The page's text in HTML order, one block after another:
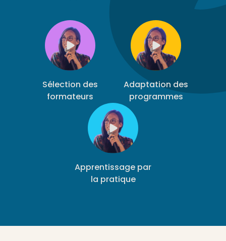
Sélection des
formateurs
Adaptation des
programmes
Apprentissage par
la pratique